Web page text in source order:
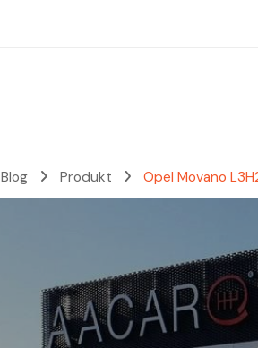
Blog Produkt Opel Movano